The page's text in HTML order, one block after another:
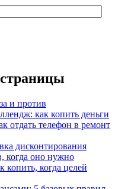
и против
как копить деньги
отдать телефон в ремонт
дисконтирования
когда оно нужно
копить, когда целей